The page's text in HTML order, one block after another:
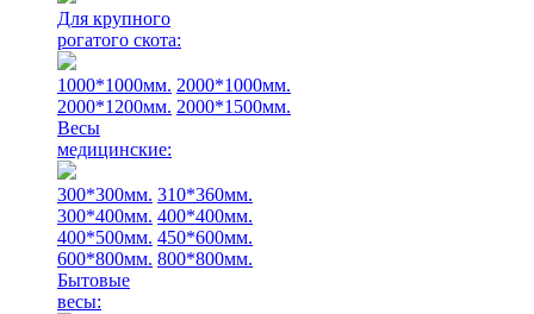
Для крупного
рогатого скота:
1000*1000мм. 2000*1000мм.
2000*1200мм. 2000*1500мм.
Весы
медицинские:
300*300мм. 310*360мм.
300*400мм. 400*400мм.
400*500мм. 450*600мм.
600*800мм. 800*800мм.
Бытовые
весы: